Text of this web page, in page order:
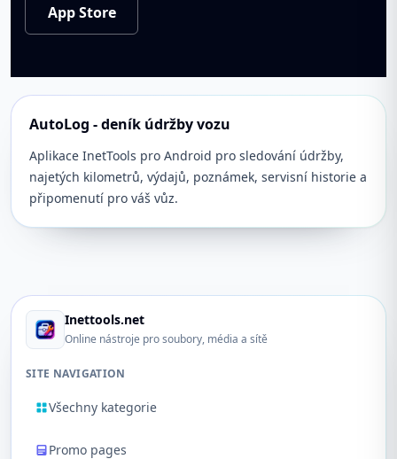
App Store
AutoLog - deník údržby vozu
Aplikace InetTools pro Android pro sledování údržby,
najetých kilometrů, výdajů, poznámek, servisní historie a
připomenutí pro váš vůz.
Inettools.net
Online nástroje pro soubory, média a sítě
SITE NAVIGATION
Všechny kategorie
Promo pages